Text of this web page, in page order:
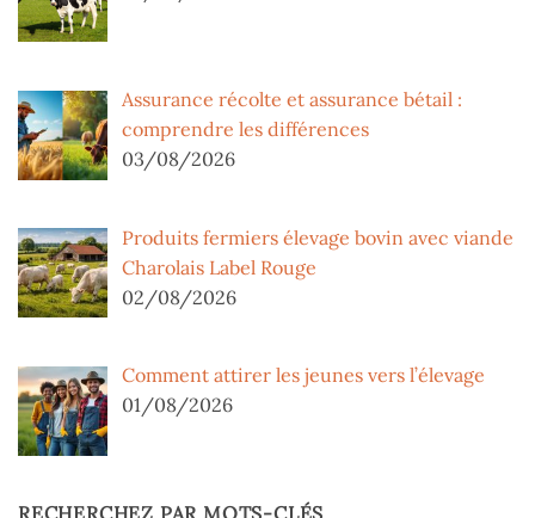
Assurance récolte et assurance bétail :
comprendre les différences
03/08/2026
Produits fermiers élevage bovin avec viande
Charolais Label Rouge
02/08/2026
Comment attirer les jeunes vers l’élevage
01/08/2026